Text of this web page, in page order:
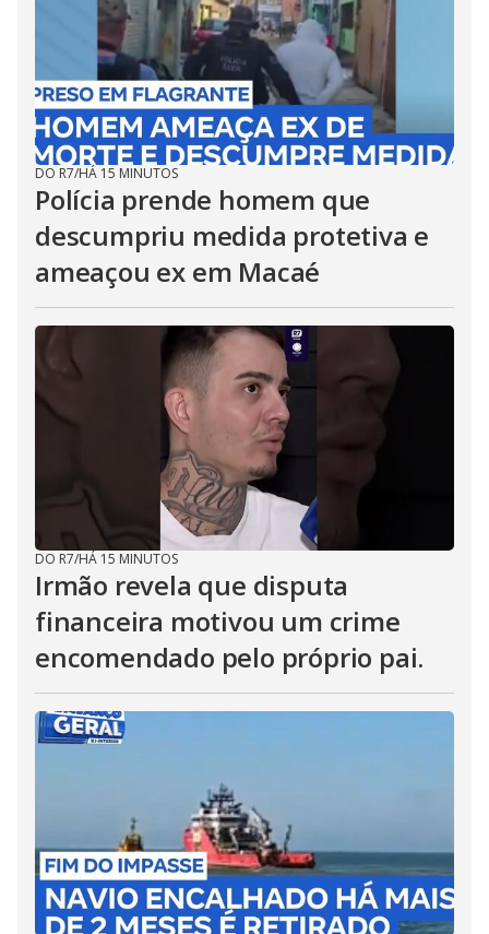
DO R7/HÁ 15 MINUTOS
Polícia prende homem que
descumpriu medida protetiva e
ameaçou ex em Macaé
DO R7/HÁ 15 MINUTOS
Irmão revela que disputa
financeira motivou um crime
encomendado pelo próprio pai.